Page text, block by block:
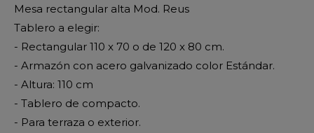
Mesa rectangular alta Mod. Reus
Tablero a elegir:
- Rectangular 110 x 70 o de 120 x 80 cm.
- Armazón con acero galvanizado color Estándar.
- Altura: 110 cm
- Tablero de compacto.
- Para terraza o exterior.